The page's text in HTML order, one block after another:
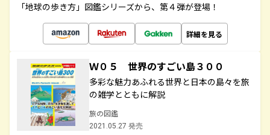
「地球の歩き方」図鑑シリーズから、第４弾が登場！
詳細を見る
Ｗ０５ 世界のすごい島３００
多彩な魅力あふれる世界と日本の島々を旅
の雑学とともに解説
旅の図鑑
2021.05.27 発売